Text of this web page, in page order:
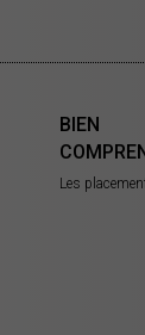
BIEN
Les